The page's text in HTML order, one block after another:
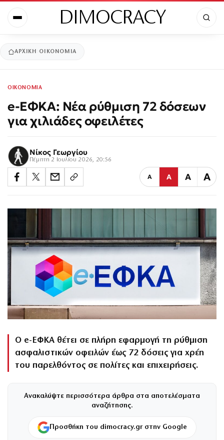
DIMOCRACY
ΑΡΧΙΚΉ ΟΙΚΟΝΟΜΙΑ
ΟΙΚΟΝΟΜΙΑ
e-ΕΦΚΑ: Νέα ρύθμιση 72 δόσεων
για χιλιάδες οφειλέτες
Νίκος Γεωργίου
Πέμπτη 2 Ιουλίου 2026, 20:56
Α Α Α Α
Ο e-ΕΦΚΑ θέτει σε πλήρη εφαρμογή τη ρύθμιση
ασφαλιστικών οφειλών έως 72 δόσεις για χρέη
του παρελθόντος σε πολίτες και επιχειρήσεις.
Ανακαλύψτε περισσότερα άρθρα στα αποτελέσματα
αναζήτησης.
Προσθήκη του dimocracy.gr στην Google